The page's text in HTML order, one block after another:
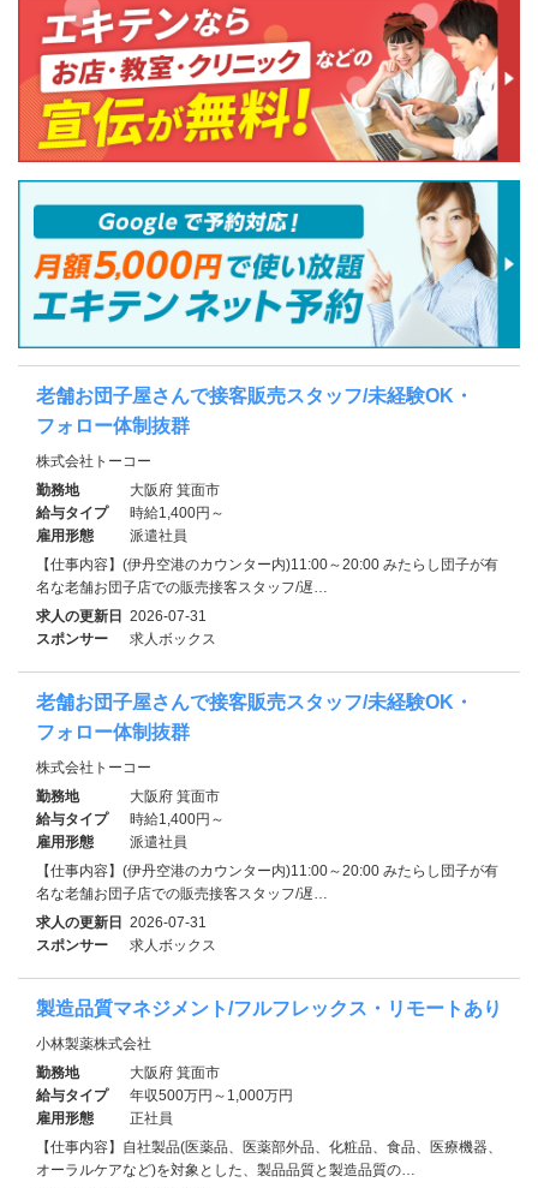
老舗お団子屋さんで接客販売スタッフ/未経験OK・
フォロー体制抜群
株式会社トーコー
勤務地
大阪府 箕面市
給与タイプ
時給1,400円～
雇用形態
派遣社員
【仕事内容】(伊丹空港のカウンター内)11:00～20:00 みたらし団子が有
名な老舗お団子店での販売接客スタッフ/遅…
求人の更新日 2026-07-31
スポンサー
求人ボックス
老舗お団子屋さんで接客販売スタッフ/未経験OK・
フォロー体制抜群
株式会社トーコー
勤務地
大阪府 箕面市
給与タイプ
時給1,400円～
雇用形態
派遣社員
【仕事内容】(伊丹空港のカウンター内)11:00～20:00 みたらし団子が有
名な老舗お団子店での販売接客スタッフ/遅…
求人の更新日 2026-07-31
スポンサー
求人ボックス
製造品質マネジメント/フルフレックス・リモートあり
小林製薬株式会社
勤務地
大阪府 箕面市
給与タイプ
年収500万円～1,000万円
雇用形態
正社員
【仕事内容】自社製品(医薬品、医薬部外品、化粧品、食品、医療機器、
オーラルケアなど)を対象とした、製品品質と製造品質の…